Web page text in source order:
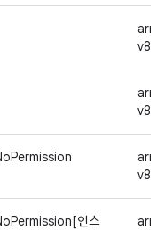
v8a
v8a
v8a
인스